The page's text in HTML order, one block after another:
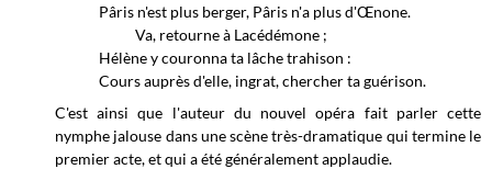
Pâris n'est plus berger, Pâris n'a plus d'Œnone.
Va, retourne à Lacédémone ;
Hélène y couronna ta lâche trahison :
Cours auprès d'elle, ingrat, chercher ta guérison.
C'est ainsi que l'auteur du nouvel opéra fait parler cette
nymphe jalouse dans une scène très-dramatique qui termine le
premier acte, et qui a été généralement applaudie.